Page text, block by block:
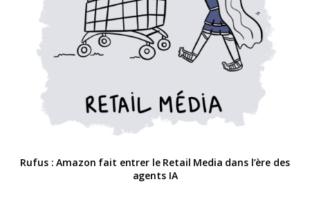
Rufus : Amazon fait entrer le Retail Media dans l’ère des
agents IA